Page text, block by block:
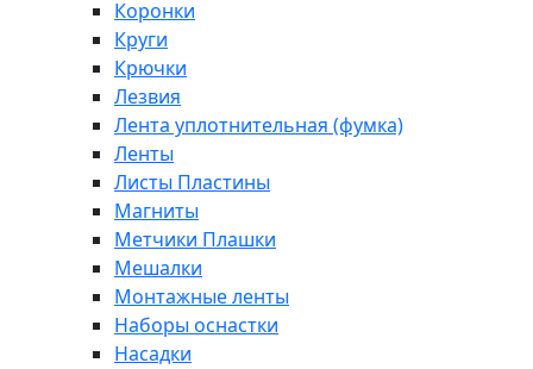
Коронки
Круги
Крючки
Лезвия
Лента уплотнительная (фумка)
Ленты
Листы Пластины
Магниты
Метчики Плашки
Мешалки
Монтажные ленты
Наборы оснастки
Насадки